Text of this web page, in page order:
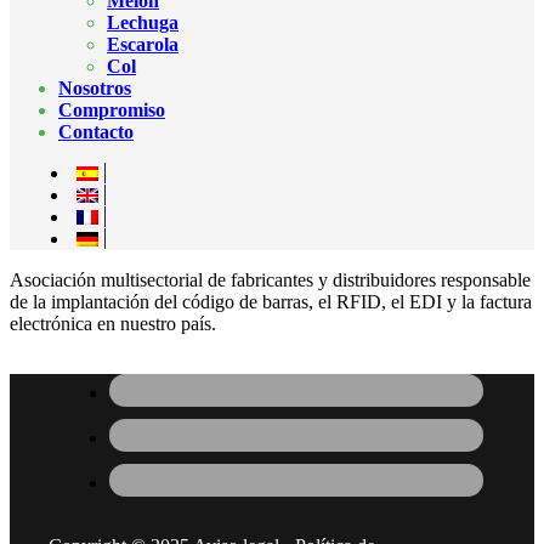
Lechuga
Escarola
Col
Nosotros
Compromiso
Contacto
Asociación multisectorial de fabricantes y distribuidores responsable
de la implantación del código de barras, el RFID, el EDI y la factura
electrónica en nuestro país.